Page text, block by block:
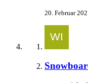
20. Februar